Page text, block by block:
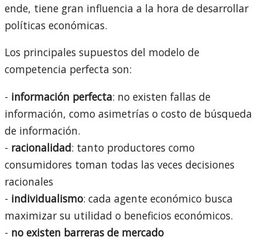
ende, tiene gran influencia a la hora de desarrollar
políticas económicas.
Los principales supuestos del modelo de
competencia perfecta son:
- información perfecta: no existen fallas de
información, como asimetrías o costo de búsqueda
de información.
- racionalidad: tanto productores como
consumidores toman todas las veces decisiones
racionales
- individualismo: cada agente económico busca
maximizar su utilidad o beneficios económicos.
- no existen barreras de mercado